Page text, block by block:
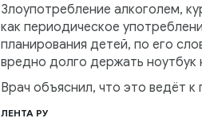
Злоупотребление алкоголем,
как периодическое
планирования детей, по его
вредно долго держать ноутбук
Врач объяснил, что это ведёт
ЛЕНТА РУ